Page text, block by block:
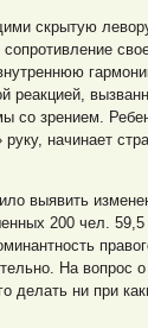
скрытую
реакцией,
со зрением.
начинает
выявить
200 чел. 59,5
На вопрос
делать ни при